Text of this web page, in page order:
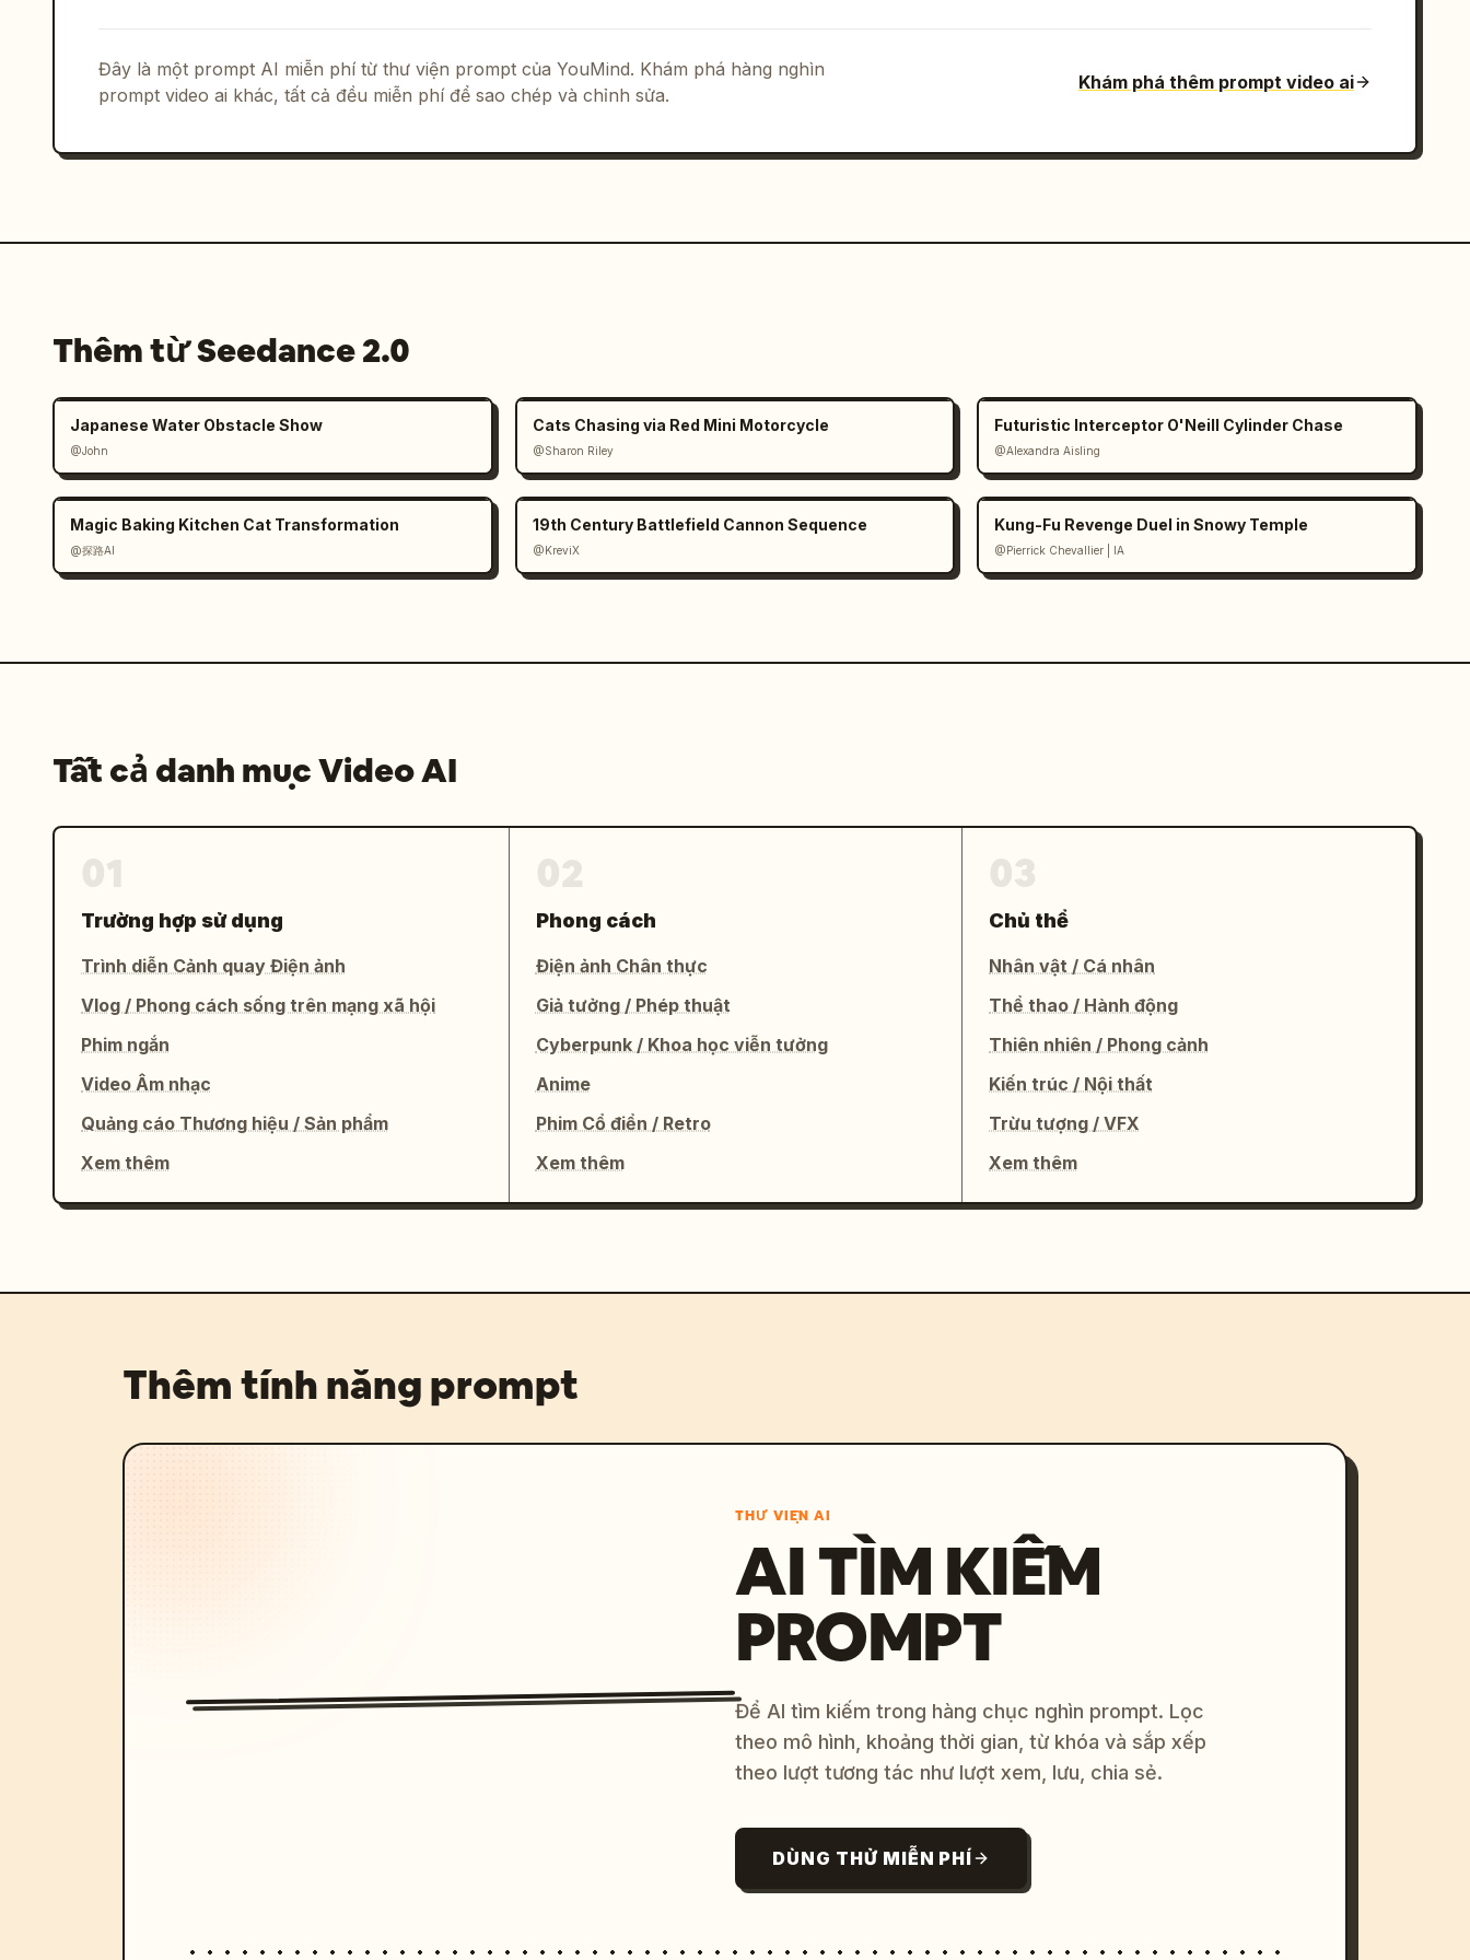
viền đơn lẻ bắt lấy phần nổi của biểu tượng, màu đen sâu, không có chuyển
động máy quay. [9-11s]: POV người lái từ bên trong, máy quay gắn phía sau
người lái
Đây là một prompt AI miễn phí từ thư viện prompt của YouMind. Khám phá hàng nghìn
prompt video ai khác, tất cả đều miễn phí để sao chép và chỉnh sửa.
Khám phá thêm prompt video ai
Thêm từ Seedance 2.0
Japanese Water Obstacle Show
@John
Cats Chasing via Red Mini Motorcycle
@Sharon Riley
Futuristic Interceptor O'Neill Cylinder Chase
@Alexandra Aisling
Magic Baking Kitchen Cat Transformation
@探路AI
19th Century Battlefield Cannon Sequence
@KreviX
Kung-Fu Revenge Duel in Snowy Temple
@Pierrick Chevallier | IA
Tất cả danh mục Video AI
Trường hợp sử dụng
Trình diễn Cảnh quay Điện ảnh
Vlog / Phong cách sống trên mạng xã hội
Phim ngắn
Video Âm nhạc
Quảng cáo Thương hiệu / Sản phẩm
Xem thêm
Phong cách
Điện ảnh Chân thực
Giả tưởng / Phép thuật
Cyberpunk / Khoa học viễn tưởng
Anime
Phim Cổ điển / Retro
Xem thêm
Chủ thể
Nhân vật / Cá nhân
Thể thao / Hành động
Thiên nhiên / Phong cảnh
Kiến trúc / Nội thất
Trừu tượng / VFX
Xem thêm
Thêm tính năng prompt
THƯ VIỆN AI
AI TÌM KIẾM
PROMPT
Để AI tìm kiếm trong hàng chục nghìn prompt. Lọc
theo mô hình, khoảng thời gian, từ khóa và sắp xếp
theo lượt tương tác như lượt xem, lưu, chia sẻ.
DÙNG THỬ MIỄN PHÍ